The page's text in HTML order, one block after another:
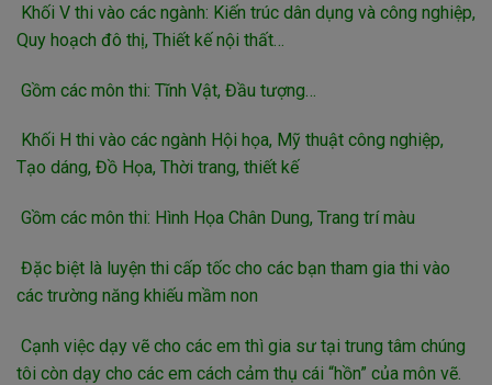
Khối V thi vào các ngành: Kiến trúc dân dụng và công nghiệp,
Quy hoạch đô thị, Thiết kế nội thất…
Gồm các môn thi: Tĩnh Vật, Đầu tượng…
Khối H thi vào các ngành Hội họa, Mỹ thuật công nghiệp,
Tạo dáng, Đồ Họa, Thời trang, thiết kế
Gồm các môn thi: Hình Họa Chân Dung, Trang trí màu
Đặc biệt là luyện thi cấp tốc cho các bạn tham gia thi vào
các trường năng khiếu mầm non
Cạnh việc dạy vẽ cho các em thì gia sư tại trung tâm chúng
tôi còn dạy cho các em cách cảm thụ cái “hồn” của môn vẽ.